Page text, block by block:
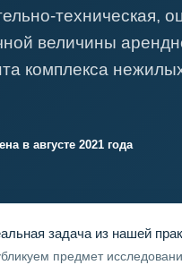
экспертиза
экспертиза
техническая,
величины
комплекса
в августе 2021 года
задача из нашей
предмет